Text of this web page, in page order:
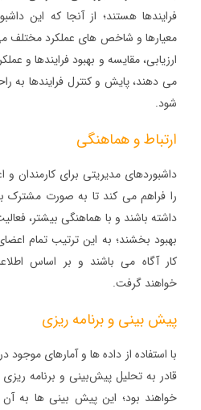
فرایندها هستند؛ از آنجا که این
معیارها و شاخص‌ های عملکرد مختلف می
ارزیابی، مقایسه و بهبود فرایندها و
می دهند، پایش و کنترل فرایندها به
شود.
ارتباط و هماهنگی
داشبوردهای مدیریتی برای کارمندان
را فراهم می کند تا به صورت مشترک
داشته باشند و با هماهنگی بیشتر،
بهبود بخشند؛ به این ترتیب تمام
کار آگاه می باشند و بر اساس
خواهند گرفت.
پیش‌ بینی و برنامه‌ ریزی
با استفاده از داده‌ ها و آمارهای موجود
قادر به تحلیل‌ پیش‌بینی و برنامه‌
خواهند بود؛ این پیش بینی ها به